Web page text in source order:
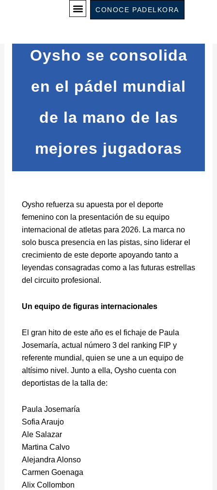
CONOCE PADELKORA
Oysho se consolida
en el pádel mundial
de la mano de las
mejores jugadoras
Oysho refuerza su apuesta por el deporte
femenino con la presentación de su equipo
internacional de atletas para 2026. La marca no
solo busca presencia en las pistas, sino liderar el
crecimiento de este deporte apoyando tanto a
leyendas consagradas como a las futuras estrellas
del circuito profesional.
Un equipo de figuras internacionales
El gran hito de este año es el fichaje de Paula
Josemaría, actual número 3 del ranking FIP y
referente mundial, quien se une a un equipo de
altísimo nivel. Junto a ella, Oysho cuenta con
deportistas de la talla de:
Paula Josemaría
Sofia Araujo
Ale Salazar
Martina Calvo
Alejandra Alonso
Carmen Goenaga
Alix Collombon